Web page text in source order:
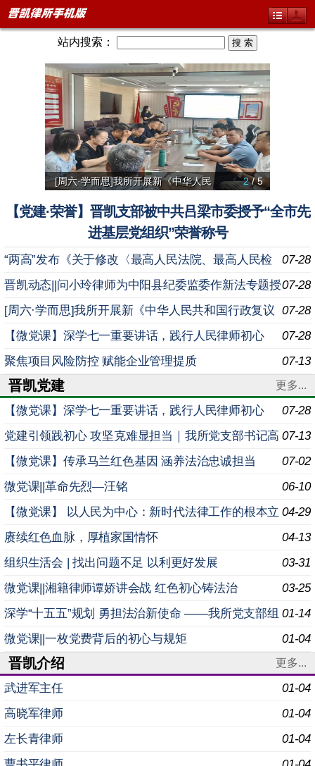
站内搜索：
[周六·学而思]我所开展新《中华人民 2/ 5
【党建·荣誉】晋凯支部被中共吕梁市委授予“全市先
进基层党组织”荣誉称号
07-28
“两高”发布《关于修改〈最高人民法院、最高人民检
察院关于办理内幕交易、泄露内幕信息刑事案件具体应用
法
07-28
晋凯动态||问小玲律师为中阳县纪委监委作新法专题授
课
07-28
[周六·学而思]我所开展新《中华人民共和国行政复议
法实施条例》专题学习例会
07-28
【微党课】深学七一重要讲话，践行人民律师初心
—— 我所开展专题学习例会
07-13
聚焦项目风险防控 赋能企业管理提质
晋凯党建 更多...
07-28
【微党课】深学七一重要讲话，践行人民律师初心
—— 我所开展专题学习例会
07-13
党建引领践初心 攻坚克难显担当｜我所党支部书记高
晓军讲授专题党课：解决好突出问题就是最大的政绩
07-02
【微党课】传承马兰红色基因 涵养法治忠诚担当
06-10
微党课||革命先烈—汪铭
04-29
【微党课】 以人民为中心：新时代法律工作的根本立
场
04-13
赓续红色血脉，厚植家国情怀
03-31
组织生活会 | 找出问题不足 以利更好发展
03-25
微党课||湘籍律师谭娇讲会战 红色初心铸法治
01-14
深学“十五五”规划 勇担法治新使命 ——我所党支部组
织专题党课学习 为深入学习贯彻党的二十届四中全
01-04
微党课||一枚党费背后的初心与规矩
晋凯介绍 更多...
01-04
武进军主任
01-04
高晓军律师
01-04
左长青律师